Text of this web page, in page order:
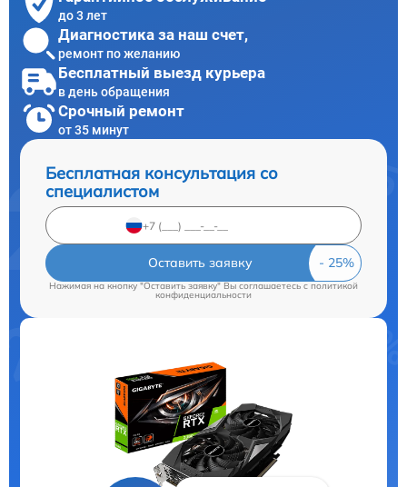
до 3 лет
Диагностика за наш счет,
ремонт по желанию
Бесплатный выезд курьера
в день обращения
Срочный ремонт
от 35 минут
Бесплатная консультация со
специалистом
Оставить заявку
Нажимая на кнопку "Оставить заявку" Вы соглашаетесь cполитикой
конфиденциальности